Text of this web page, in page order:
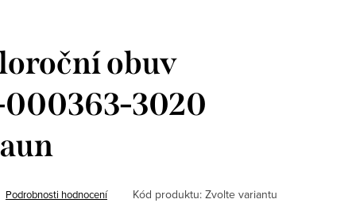
obuv
000363-3020
Podrobnosti hodnocení Kód produktu: Zvolte variantu